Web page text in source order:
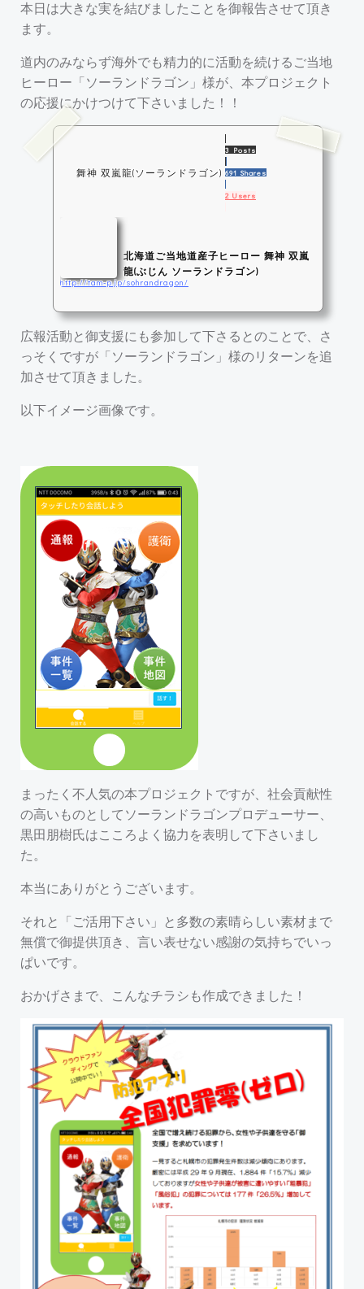
本日は大きな実を結びましたことを御報告させて頂き
ます。
道内のみならず海外でも精力的に活動を続けるご当地
ヒーロー「ソーランドラゴン」様が、本プロジェクト
の応援にかけつけて下さいました！！
舞神 双嵐龍(ソーランドラゴン)
3 Posts
691 Shares
2 Users
北海道ご当地道産子ヒーロー 舞神 双嵐
龍(ぶじん ソーランドラゴン)
http://tam-p.jp/sohrandragon/
舞神 双嵐龍(ぶじん ソーランドラゴン)の公式ホームページ。一人ひとりがヒ
ーローだ！YOSAKOIソーランを踊り！闘う！！北海道ご当地道産子ヒーロー、
広報活動と御支援にも参加して下さるとのことで、さ
っそくですが「ソーランドラゴン」様のリターンを追
加させて頂きました。
以下イメージ画像です。
まったく不人気の本プロジェクトですが、社会貢献性
の高いものとしてソーランドラゴンプロデューサー、
黒田朋樹氏はこころよく協力を表明して下さいまし
た。
本当にありがとうございます。
それと「ご活用下さい」と多数の素晴らしい素材まで
無償で御提供頂き、言い表せない感謝の気持ちでいっ
ぱいです。
おかげさまで、こんなチラシも作成できました！